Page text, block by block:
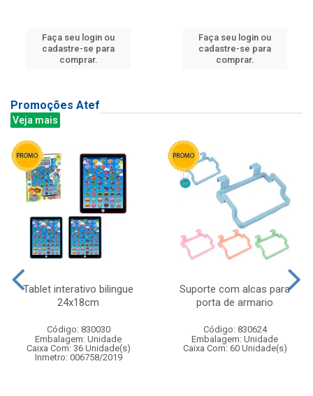
Faça seu login ou
cadastre-se para
comprar.
Faça seu login ou
cadastre-se para
comprar.
Promoções Atef
Veja mais
Tablet interativo bilingue
24x18cm
Código: 830030
Embalagem: Unidade
Caixa Com: 36 Unidade(s)
Inmetro: 006758/2019
Suporte com alcas para
porta de armario
Código: 830624
Embalagem: Unidade
Caixa Com: 60 Unidade(s)